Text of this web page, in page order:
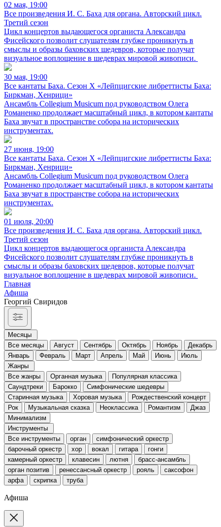
02 мая, 19:00
Все произведения И. С. Баха для органа. Авторский цикл.
Третий сезон
Цикл концертов выдающегося органиста Александра
Фисейского позволит слушателям глубже проникнуть в
смыслы и образы баховских шедевров, которые получат
визуальное воплощение в шедеврах мировой живописи.
30 мая, 19:00
Все кантаты Баха. Сезон X «Лейпцигские либреттисты Баха:
Биркман, Хенрици»
Ансамбль Collegium Musicum под руководством Олега
Романенко продолжает масштабный цикл, в котором кантаты
Баха звучат в пространстве собора на исторических
инструментах.
27 июня, 19:00
Все кантаты Баха. Сезон X «Лейпцигские либреттисты Баха:
Биркман, Хенрици»
Ансамбль Collegium Musicum под руководством Олега
Романенко продолжает масштабный цикл, в котором кантаты
Баха звучат в пространстве собора на исторических
инструментах.
01 июля, 20:00
Все произведения И. С. Баха для органа. Авторский цикл.
Третий сезон
Цикл концертов выдающегося органиста Александра
Фисейского позволит слушателям глубже проникнуть в
смыслы и образы баховских шедевров, которые получат
визуальное воплощение в шедеврах мировой живописи.
Главная
Афиша
Георгий Свиридов
Месяцы
Все месяцы
Август Сентябрь Октябрь Ноябрь
Декабрь
Январь
Февраль Март Апрель Май Июнь
Июль
Жанры
Все жанры
Органная музыка
Популярная классика
Саундтреки
Барокко
Симфонические шедевры
Старинная музыка
Хоровая музыка
Рождественский концерт
Рок
Музыкальная сказка Неоклассика Романтизм
Джаз
Минимализм
Инструменты
Все инструменты
орган
симфонический оркестр
барочный оркестр
хор вокал гитара
гонги
камерный оркестр
клавесин лютня
брасс-ансамбль
орган позитив
ренессансный оркестр рояль
саксофон
арфа
скрипка труба
Афиша